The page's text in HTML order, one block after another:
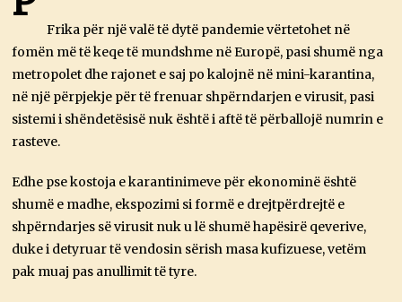
,
2
0
2
0
Frika për një valë të dytë pandemie vërtetohet në
fomën më të keqe të mundshme në Europë, pasi shumë nga
metropolet dhe rajonet e saj po kalojnë në mini-karantina,
në një përpjekje për të frenuar shpërndarjen e virusit, pasi
sistemi i shëndetësisë nuk është i aftë të përballojë numrin e
rasteve.
Edhe pse kostoja e karantinimeve për ekonominë është
shumë e madhe, ekspozimi si formë e drejtpërdrejtë e
shpërndarjes së virusit nuk u lë shumë hapësirë qeverive,
duke i detyruar të vendosin sërish masa kufizuese, vetëm
pak muaj pas anullimit të tyre.